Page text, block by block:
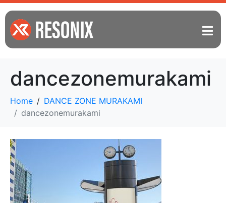
dancezonemurakami
Home
DANCE ZONE MURAKAMI
dancezonemurakami